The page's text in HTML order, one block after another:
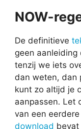
NOW-
De definitieve
geen
tenzij we iets
dan weten, dan
kunt zo altijd je
aanpassen. Let
van een
download